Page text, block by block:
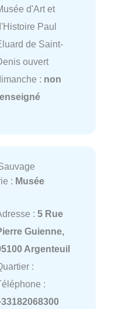
d'Art et
Paul
de Saint-
ouvert
: non
: Musée
: 5 Rue
Guienne,
Argenteuil
:
: